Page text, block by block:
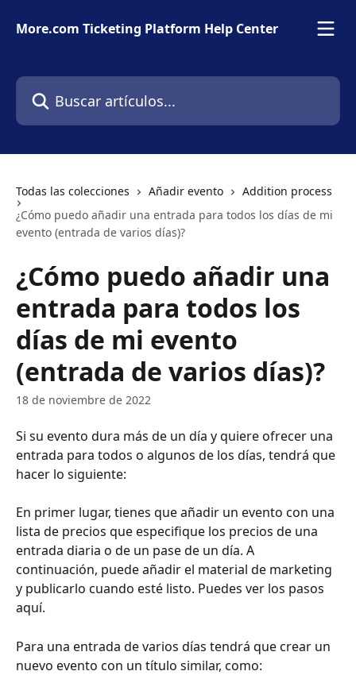
More.com Ticketing Platform Help Center
Buscar artículos...
Todas las colecciones Añadir evento
Addition process
¿Cómo puedo añadir una entrada para todos los días de mi
evento (entrada de varios días)?
¿Cómo puedo añadir una
entrada para todos los
días de mi evento
(entrada de varios días)?
18 de noviembre de 2022
Si su evento dura más de un día y quiere ofrecer una
entrada para todos o algunos de los días, tendrá que
hacer lo siguiente:
En primer lugar, tienes que añadir un evento con una
lista de precios que especifique los precios de una
entrada diaria o de un pase de un día. A
continuación, puede añadir el material de marketing
y publicarlo cuando esté listo. Puedes ver los pasos
aquí.
Para una entrada de varios días tendrá que crear un
nuevo evento con un título similar, como: